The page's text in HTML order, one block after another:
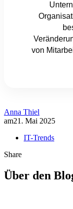
von
Anna Thiel
am21. Mai 2025
IT-Trends
Share
Über den